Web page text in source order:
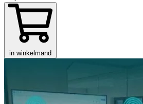
in winkelmand